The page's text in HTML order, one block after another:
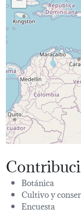
Botánica
Cultivo y
Encuesta